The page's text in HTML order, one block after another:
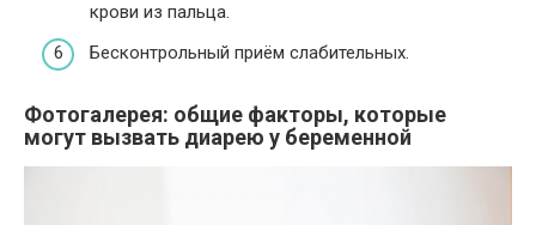
крови из пальца.
Бесконтрольный приём слабительных.
Фотогалерея: общие факторы, которые
могут вызвать диарею у беременной